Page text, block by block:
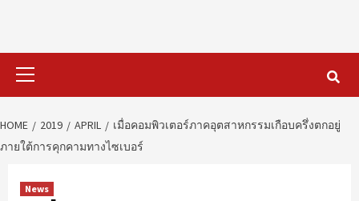
Primary
Menu
HOME 2019 APRIL
เมื่อคอมพิวเตอร์ภาคอุตสาหกรรมเกือบครึ่งตกอยู่
ภายใต้การคุกคามทางไซเบอร์
News